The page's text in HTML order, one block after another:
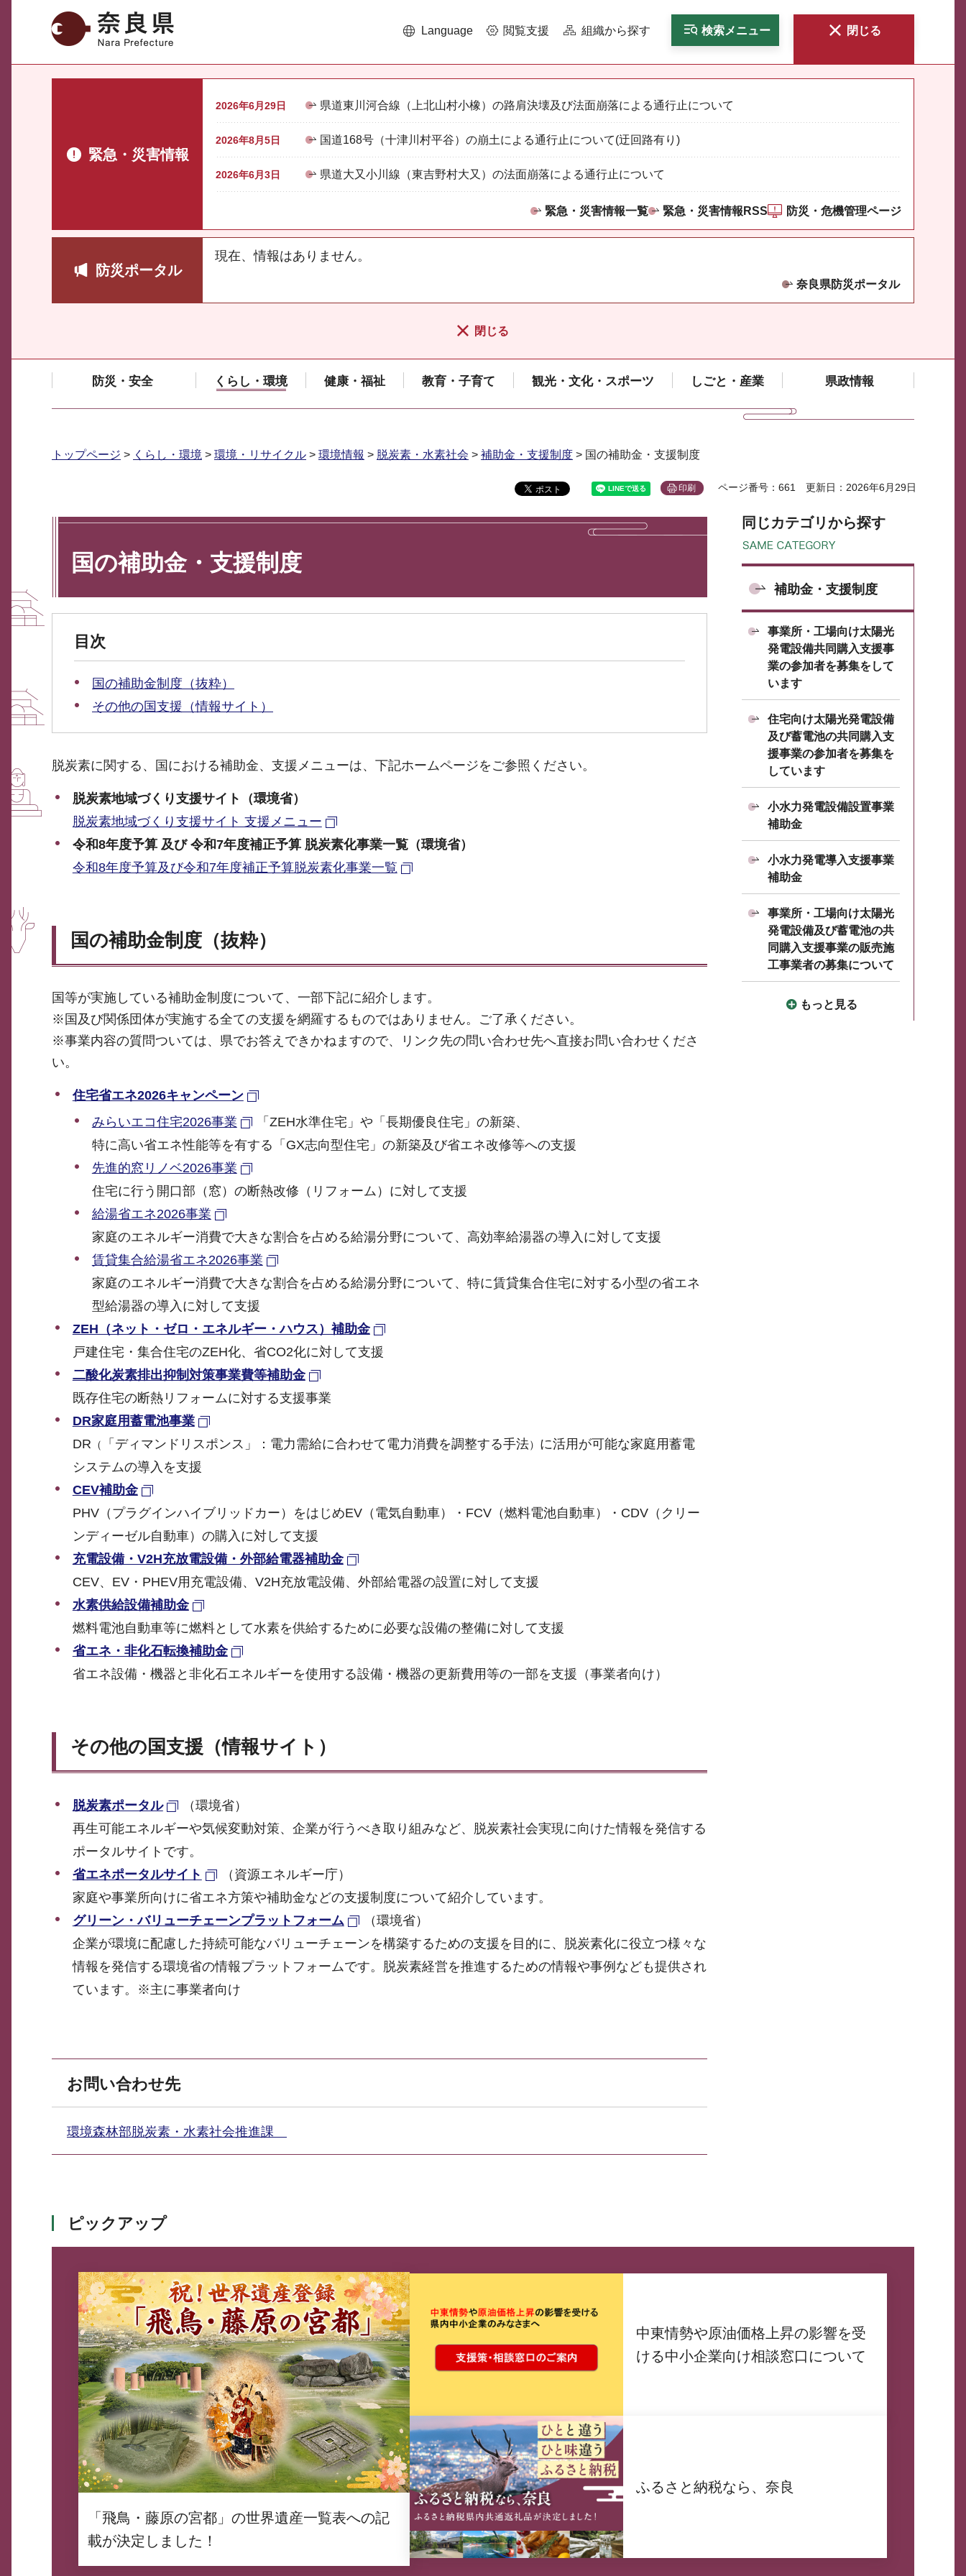
奈良県 Language 閲覧支援 組織から探す 検索メニュー 閉じる
緊急・災害情報
2026年6月29日 県道東川河合線（上北山村小橡）の路肩決壊及び法面崩落による通行止について
2026年8月5日 国道168号（十津川村平谷）の崩土による通行止について(迂回路有り)
2026年6月3日 県道大又小川線（東吉野村大又）の法面崩落による通行止について
緊急・災害情報一覧 緊急・災害情報RSS 防災・危機管理ページ
防災ポータル
現在、情報はありません。
奈良県防災ポータル
閉じる
防災・安全 くらし・環境 健康・福祉 教育・子育て 観光・文化・スポーツ しごと・産業 県政情報
トップページ > くらし・環境 > 環境・リサイクル > 環境情報 > 脱炭素・水素社会 > 補助金・支援制度 > 国の補助金・支援制度
印刷 ページ番号：661 更新日：2026年6月29日
国の補助金・支援制度
目次
国の補助金制度（抜粋）
その他の国支援（情報サイト）
脱炭素に関する、国における補助金、支援メニューは、下記ホームページをご参照ください。
脱炭素地域づくり支援サイト（環境省）
脱炭素地域づくり支援サイト 支援メニュー
令和8年度予算 及び 令和7年度補正予算 脱炭素化事業一覧（環境省）
令和8年度予算及び令和7年度補正予算脱炭素化事業一覧
国の補助金制度（抜粋）
国等が実施している補助金制度について、一部下記に紹介します。
※国及び関係団体が実施する全ての支援を網羅するものではありません。ご了承ください。
※事業内容の質問ついては、県でお答えできかねますので、リンク先の問い合わせ先へ直接お問い合わせくださ
い。
住宅省エネ2026キャンペーン
みらいエコ住宅2026事業
「ZEH水準住宅」や「長期優良住宅」の新築、
特に高い省エネ性能等を有する「GX志向型住宅」の新築及び省エネ改修等への支援
先進的窓リノベ2026事業
住宅に行う開口部（窓）の断熱改修（リフォーム）に対して支援
給湯省エネ2026事業
家庭のエネルギー消費で大きな割合を占める給湯分野について、高効率給湯器の導入に対して支援
賃貸集合給湯省エネ2026事業
家庭のエネルギー消費で大きな割合を占める給湯分野について、特に賃貸集合住宅に対する小型の省エネ
型給湯器の導入に対して支援
ZEH（ネット・ゼロ・エネルギー・ハウス）補助金
戸建住宅・集合住宅のZEH化、省CO2化に対して支援
二酸化炭素排出抑制対策事業費等補助金
既存住宅の断熱リフォームに対する支援事業
DR家庭用蓄電池事業
DR （ 「ディマンドリスポンス」：電力需給に合わせて電力消費を調整する手法） に活用が可能な家庭用蓄電
システムの導入を支援
CEV補助金
PHV（プラグインハイブリッドカー）をはじめEV（電気自動車）・FCV（燃料電池自動車）・CDV（クリー
ンディーゼル自動車）の購入に対して支援
充電設備・V2H充放電設備・外部給電器補助金
CEV、EV・PHEV用充電設備、V2H充放電設備、外部給電器の設置に対して支援
水素供給設備補助金
燃料電池自動車等に燃料として水素を供給するために必要な設備の整備に対して支援
省エネ・非化石転換補助金
省エネ設備・機器と非化石エネルギーを使用する設備・機器の更新費用等の一部を支援（事業者向け）
その他の国支援（情報サイト）
脱炭素ポータル
（環境省）
再生可能エネルギーや気候変動対策、企業が行うべき取り組みなど、脱炭素社会実現に向けた情報を発信する
ポータルサイトです。
省エネポータルサイト
（資源エネルギー庁）
家庭や事業所向けに省エネ方策や補助金などの支援制度について紹介しています。
グリーン・バリューチェーンプラットフォーム
（環境省）
企業が環境に配慮した持続可能なバリューチェーンを構築するための支援を目的に、脱炭素化に役立つ様々な
情報を発信する環境省の情報プラットフォームです。脱炭素経営を推進するための情報や事例なども提供され
ています。※主に事業者向け
お問い合わせ先
環境森林部脱炭素・水素社会推進課
同じカテゴリから探す
補助金・支援制度
事業所・工場向け太陽光
発電設備共同購入支援事
業の参加者を募集をして
います
住宅向け太陽光発電設備
及び蓄電池の共同購入支
援事業の参加者を募集を
しています
小水力発電設備設置事業
補助金
小水力発電導入支援事業
補助金
事業所・工場向け太陽光
発電設備及び蓄電池の共
同購入支援事業の販売施
工事業者の募集について
もっと見る
ピックアップ
「飛鳥・藤原の宮都」の世界遺産一覧表への記
載が決定しました！
中東情勢や原油価格上昇の影響を受
ける中小企業向け相談窓口について
ふるさと納税なら、奈良